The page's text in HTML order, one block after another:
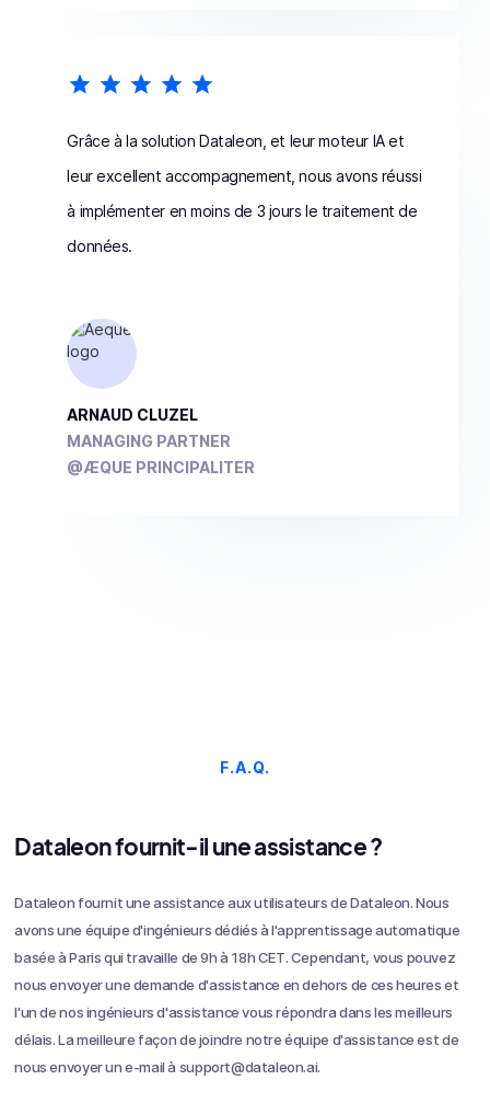
Grâce à la solution Dataleon, et leur moteur IA et
leur excellent accompagnement, nous avons réussi
à implémenter en moins de 3 jours le traitement de
données.
ARNAUD CLUZEL
MANAGING PARTNER
@ÆQUE PRINCIPALITER
F.A.Q.
Dataleon fournit-il une assistance ?
Dataleon fournit une assistance aux utilisateurs de Dataleon. Nous
avons une équipe d'ingénieurs dédiés à l'apprentissage automatique
basée à Paris qui travaille de 9h à 18h CET. Cependant, vous pouvez
nous envoyer une demande d'assistance en dehors de ces heures et
l'un de nos ingénieurs d'assistance vous répondra dans les meilleurs
délais. La meilleure façon de joindre notre équipe d'assistance est de
nous envoyer un e-mail à support@dataleon.ai.